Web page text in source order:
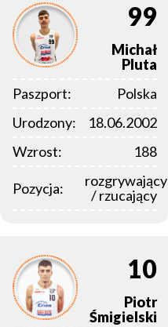
99
Michał
Pluta
Paszport:
Polska
Urodzony:
18.06.2002
Wzrost:
188
Pozycja:
rozgrywający
/ rzucający
10
Piotr
Śmigielski